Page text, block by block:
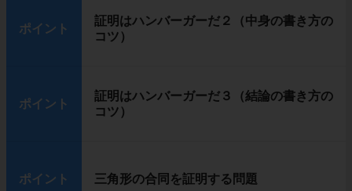
ポイント
証明はハンバーガーだ２（中身の書き方の
コツ）
ポイント
証明はハンバーガーだ３（結論の書き方の
コツ）
ポイント 三角形の合同を証明する問題